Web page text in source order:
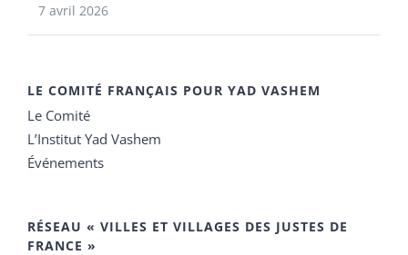
7 avril 2026
LE COMITÉ FRANÇAIS POUR YAD VASHEM
Le Comité
L’Institut Yad Vashem
Événements
RÉSEAU « VILLES ET VILLAGES DES JUSTES DE
FRANCE »